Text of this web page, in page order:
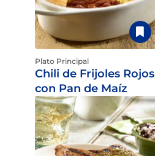
Plato Principal
Chili de Frijoles Rojos
con Pan de Maíz